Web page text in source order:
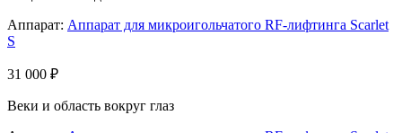
Аппарат: Аппарат для микроигольчатого RF-лифтинга Scarlet
S
31 000 ₽
Веки и область вокруг глаз